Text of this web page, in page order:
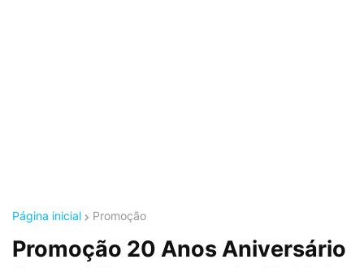
Página inicial Promoção
Promoção 20 Anos Aniversário